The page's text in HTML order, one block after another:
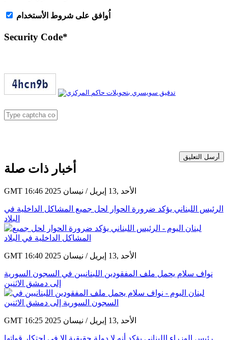
اُوافق على شروط الأستخدام
Security Code*
أرسل التعليق
أخبار ذات صلة
GMT 16:46 2025 الأحد ,13 إبريل / نيسان
الرئيس اللبناني يؤكد ضرورة الحوار لحل جميع المشاكل الداخلية في
البلاد
GMT 16:40 2025 الأحد ,13 إبريل / نيسان
نواف سلام يحمل ملف المفقودين اللبنانيين في السجون السورية
إلى دمشق الاثنين
GMT 16:25 2025 الأحد ,13 إبريل / نيسان
رئيس الوزراء اللبناني يؤكد أنه لا دولة حقيقية إلا في احتكار قواتها